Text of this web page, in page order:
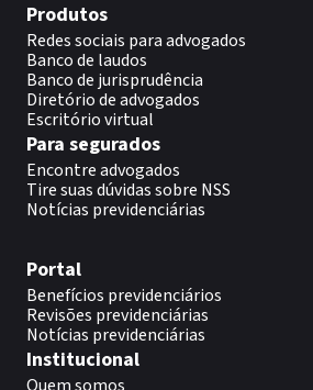
Produtos
Redes sociais para advogados
Banco de laudos
Banco de jurisprudência
Diretório de advogados
Escritório virtual
Para segurados
Encontre advogados
Tire suas dúvidas sobre NSS
Notícias previdenciárias
Portal
Benefícios previdenciários
Revisões previdenciárias
Notícias previdenciárias
Institucional